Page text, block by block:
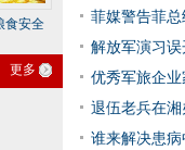
食安全
更多
菲媒警告菲
解放军演习
优秀军旅企
退伍老兵在
谁来解决患